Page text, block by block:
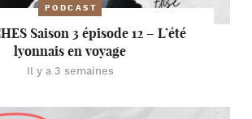
PODCAST
Saison 3 épisode 12 – L’été
lyonnais en voyage
Il y a 3 semaines